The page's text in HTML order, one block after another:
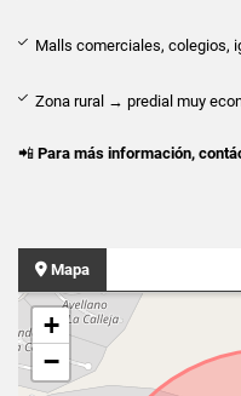
Malls comerciales, colegios,
Zona rural → predial muy
📲 Para más información,
Mapa
+
−